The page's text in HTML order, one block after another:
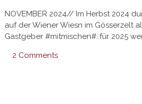
NOVEMBER 2024// Im Herbst 2024
auf der Wiener Wiesn im Gösserzelt
Gastgeber #mitmischen#..für 2025
2 Comments